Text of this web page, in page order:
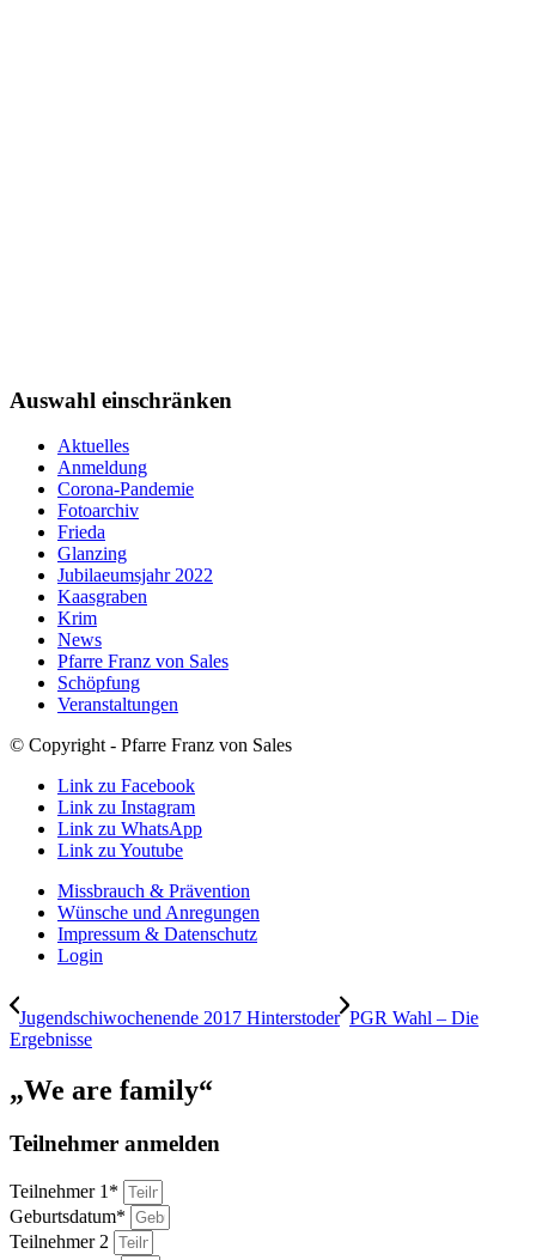
Auswahl einschränken
Aktuelles
Anmeldung
Corona-Pandemie
Fotoarchiv
Frieda
Glanzing
Jubilaeumsjahr 2022
Kaasgraben
Krim
News
Pfarre Franz von Sales
Schöpfung
Veranstaltungen
© Copyright - Pfarre Franz von Sales
Link zu Facebook
Link zu Instagram
Link zu WhatsApp
Link zu Youtube
Missbrauch & Prävention
Wünsche und Anregungen
Impressum & Datenschutz
Login
Jugendschiwochenende 2017 Hinterstoder PGR Wahl – Die
Ergebnisse
„We are family“
Teilnehmer anmelden
Teilnehmer 1*
Geburtsdatum*
Teilnehmer 2